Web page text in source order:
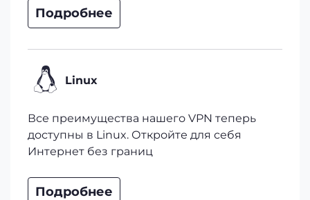
Подробнее
Linux
Все преимущества нашего VPN теперь
доступны в Linux. Откройте для себя
Интернет без границ
Подробнее